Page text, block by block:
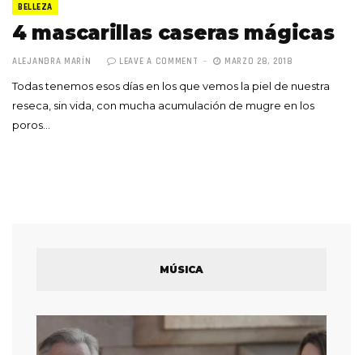
BELLEZA
4 mascarillas caseras mágicas
ALEJANDRA MARÍN LEAVE A COMMENT MARZO 28, 2018
Todas tenemos esos días en los que vemos la piel de nuestra
reseca, sin vida, con mucha acumulación de mugre en los
poros…
MÚSICA